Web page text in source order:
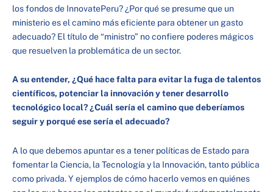
los fondos de InnovatePeru? ¿Por qué se presume que un
ministerio es el camino más eficiente para obtener un gasto
adecuado? El título de “ministro” no confiere poderes mágicos
que resuelven la problemática de un sector.
A su entender, ¿Qué hace falta para evitar la fuga de talentos
científicos, potenciar la innovación y tener desarrollo
tecnológico local? ¿Cuál sería el camino que deberíamos
seguir y porqué ese sería el adecuado?
A lo que debemos apuntar es a tener políticas de Estado para
fomentar la Ciencia, la Tecnología y la Innovación, tanto pública
como privada. Y ejemplos de cómo hacerlo vemos en quiénes